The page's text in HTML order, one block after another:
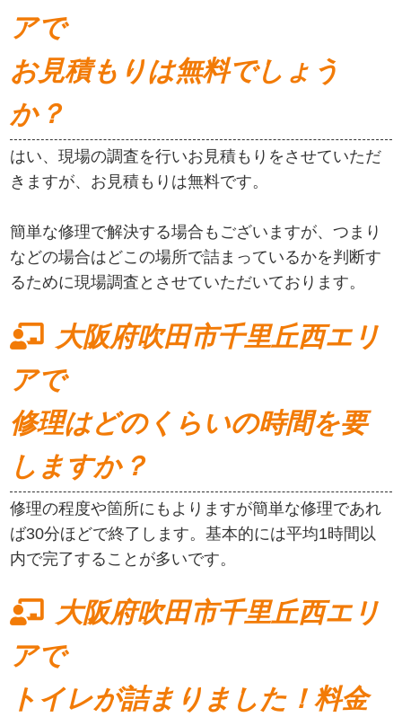
アで
お見積もりは無料でしょう
か？
はい、現場の調査を行いお見積もりをさせていただ
きますが、お見積もりは無料です。
簡単な修理で解決する場合もございますが、つまり
などの場合はどこの場所で詰まっているかを判断す
るために現場調査とさせていただいております。
大阪府吹田市千里丘西エリ
アで
修理はどのくらいの時間を要
しますか？
修理の程度や箇所にもよりますが簡単な修理であれ
ば30分ほどで終了します。基本的には平均1時間以
内で完了することが多いです。
大阪府吹田市千里丘西エリ
アで
トイレが詰まりました！料金